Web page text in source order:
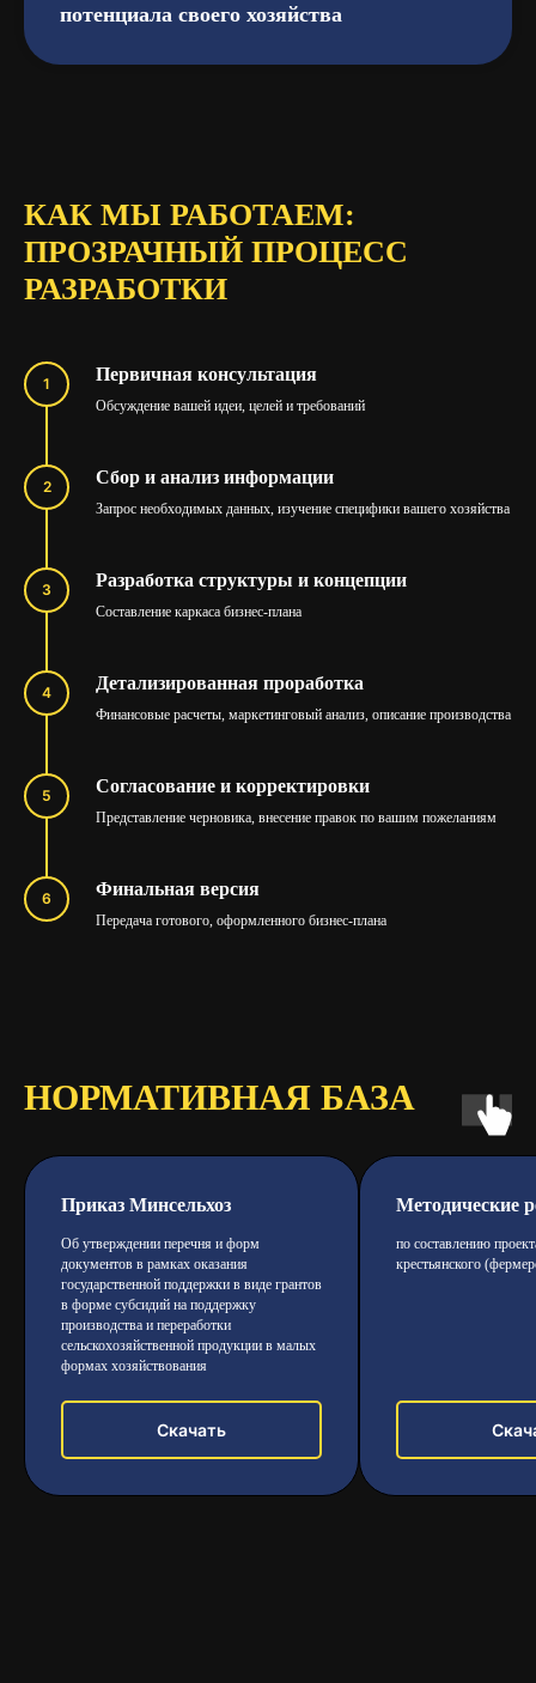
потенциала своего хозяйства
КАК МЫ РАБОТАЕМ:
ПРОЗРАЧНЫЙ ПРОЦЕСС
РАЗРАБОТКИ
Первичная консультация
Обсуждение вашей идеи, целей и требований
Сбор и анализ информации
Запрос необходимых данных, изучение специфики вашего хозяйства
Разработка структуры и концепции
Составление каркаса бизнес-плана
Детализированная проработка
Финансовые расчеты, маркетинговый анализ, описание производства
Согласование и корректировки
Представление черновика, внесение правок по вашим пожеланиям
Финальная версия
Передача готового, оформленного бизнес-плана
НОРМАТИВНАЯ БАЗА
Приказ Минсельхоз
Об утверждении перечня и форм
документов в рамках оказания
государственной поддержки в виде грантов
в форме субсидий на поддержку
производства и переработки
сельскохозяйственной продукции в малых
формах хозяйствования
Скачать
Методические
по составлению
крестьянского